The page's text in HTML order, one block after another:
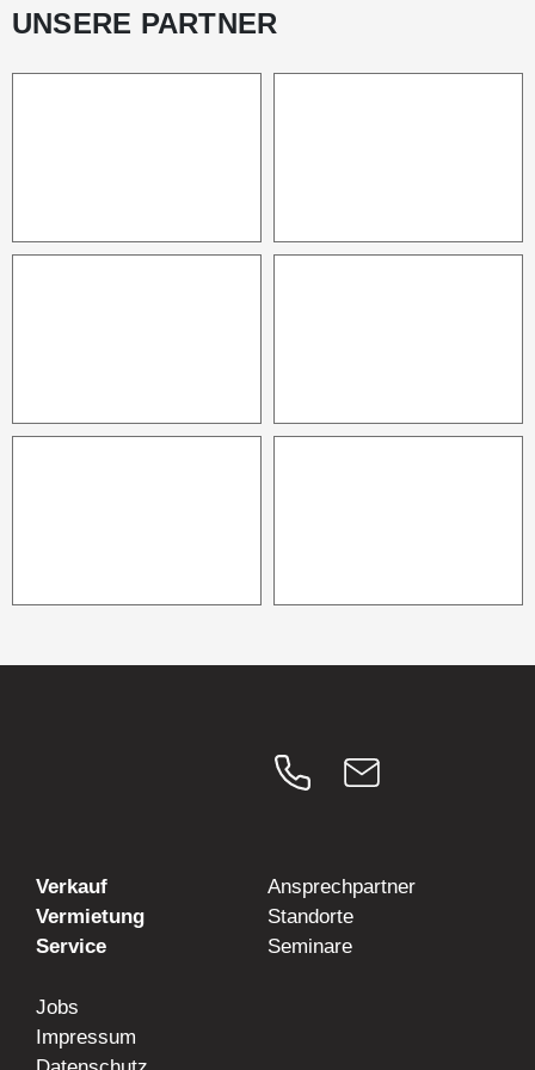
UNSERE PARTNER
Verkauf
Vermietung
Service
Ansprechpartner
Standorte
Seminare
Jobs
Impressum